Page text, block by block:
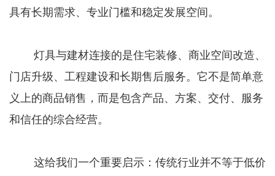
具有长期需求、专业门槛和稳定发展空间。
灯具与建材连接的是住宅装修、商业空间改造、
门店升级、工程建设和长期售后服务。它不是简单意
义上的商品销售，而是包含产品、方案、交付、服务
和信任的综合经营。
这给我们一个重要启示：传统行业并不等于低价